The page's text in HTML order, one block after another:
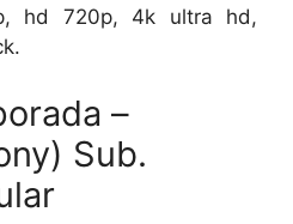
hd 720p, 4k ultra hd,
–
Sub.